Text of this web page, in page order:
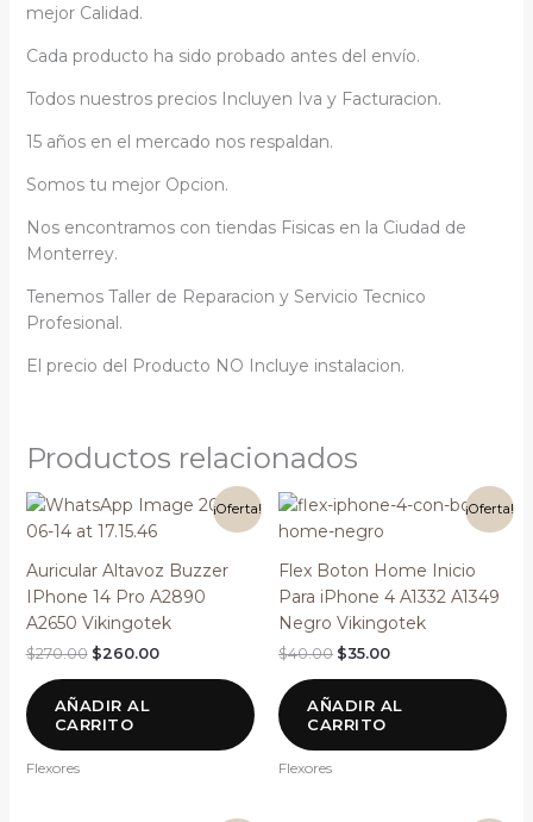
mejor Calidad.
Cada producto ha sido probado antes del envío.
Todos nuestros precios Incluyen Iva y Facturacion.
15 años en el mercado nos respaldan.
Somos tu mejor Opcion.
Nos encontramos con tiendas Fisicas en la Ciudad de
Monterrey.
Tenemos Taller de Reparacion y Servicio Tecnico
Profesional.
El precio del Producto NO Incluye instalacion.
Productos relacionados
¡Oferta!
Auricular Altavoz Buzzer
IPhone 14 Pro A2890
A2650 Vikingotek
$270.00
El
precio
original
$270.00.
$260.00
El
precio
$260.00.
AÑADIR AL
CARRITO
Flexores
¡Oferta!
Flex Boton Home Inicio
Para iPhone 4 A1332 A1349
Negro Vikingotek
$40.00
El
precio
original
$40.00.
$35.00
El
$35.00.
AÑADIR AL
CARRITO
Flexores